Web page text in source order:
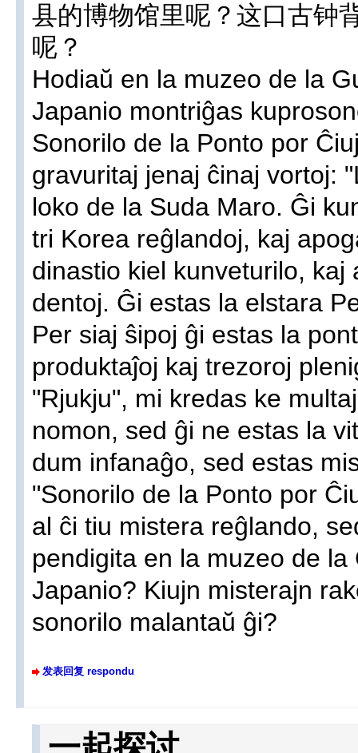
县的博物馆里呢？这口古钟
呢？
Hodiaŭ en la muzeo de la
Japanio montriĝas
Sonorilo de la Ponto por
gravuritaj jenaj ĉinaj vortoj:
loko de la Suda Maro. Ĝi
tri Korea reĝlandoj, kaj
dinastio kiel kunveturilo, kaj
dentoj. Ĝi estas la elstara
Per siaj ŝipoj ĝi estas la
produktaĵoj kaj trezoroj
"Rjukju", mi kredas ke
nomon, sed ĝi ne estas la
dum infanaĝo, sed estas
"Sonorilo de la Ponto por
al ĉi tiu mistera reĝlando,
pendigita en la muzeo de
Japanio? Kiujn misterajn
sonorilo malantaŭ ĝi?
发表回复 respondu